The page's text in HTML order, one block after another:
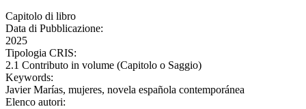
Capitolo di libro
Data di Pubblicazione:
2025
Tipologia CRIS:
2.1 Contributo in volume (Capitolo o Saggio)
Keywords:
Javier Marías, mujeres, novela española contemporánea
Elenco autori: